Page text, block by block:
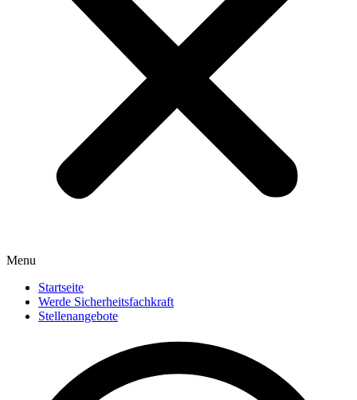
Menu
Startseite
Werde Sicherheitsfachkraft
Stellenangebote